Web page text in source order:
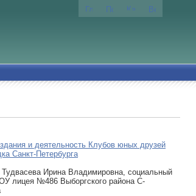
и деятельность Клубов юных друзей
Санкт-Петербурга
Тудвасева Ирина Владимировна, социальный
лицея №486 Выборгского района С-